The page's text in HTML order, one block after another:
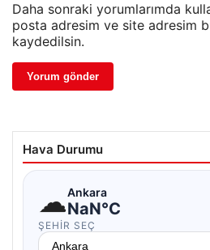
Daha sonraki yorumlarımda
posta adresim ve site adresim
kaydedilsin.
Hava Durumu
☁Ankara
NaN°C
ŞEHIR SEÇ